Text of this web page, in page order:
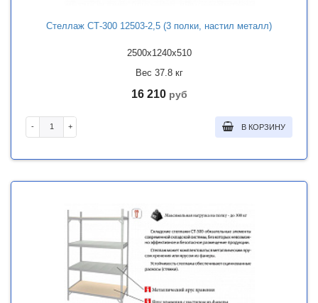
Стеллаж СТ-300 12503-2,5 (3 полки, настил металл)
2500x1240x510
Вес 37.8 кг
16 210 руб
- + В КОРЗИНУ